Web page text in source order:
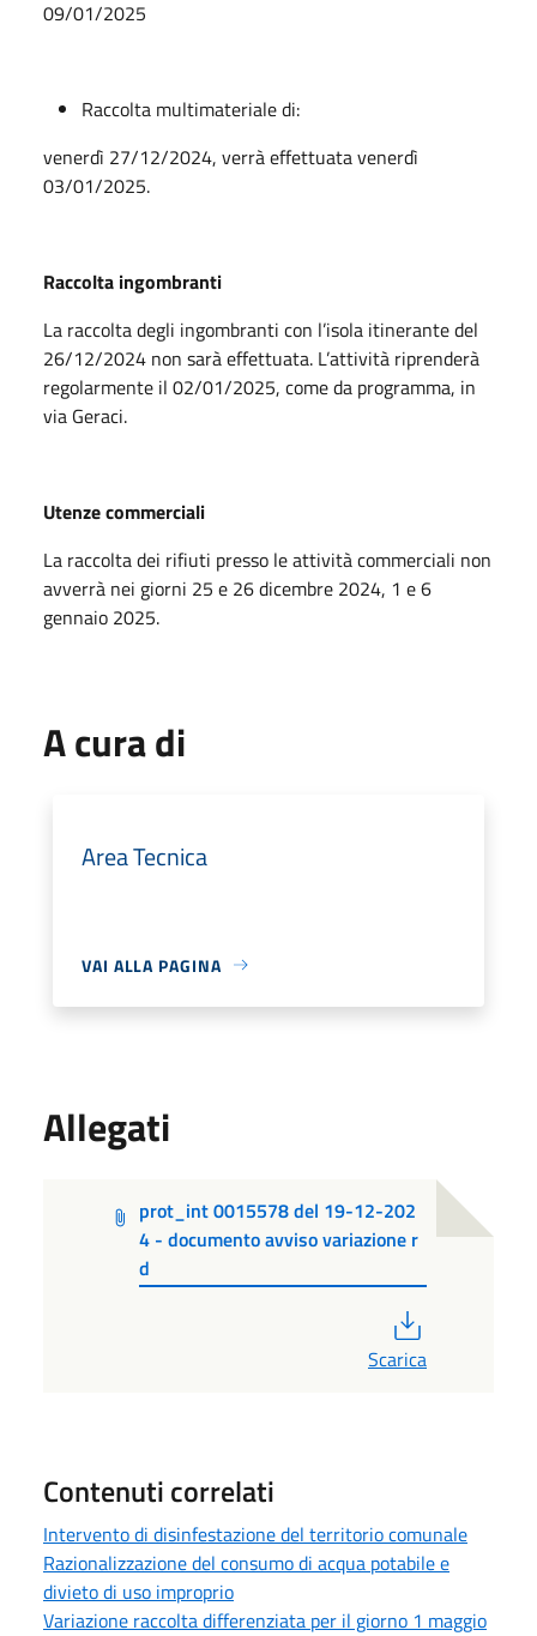
09/01/2025
Raccolta multimateriale di:
venerdì 27/12/2024, verrà effettuata venerdì
03/01/2025.
Raccolta ingombranti
La raccolta degli ingombranti con l’isola itinerante del
26/12/2024 non sarà effettuata. L’attività riprenderà
regolarmente il 02/01/2025, come da programma, in
via Geraci.
Utenze commerciali
La raccolta dei rifiuti presso le attività commerciali non
avverrà nei giorni 25 e 26 dicembre 2024, 1 e 6
gennaio 2025.
A cura di
Area Tecnica
VAI ALLA PAGINA
Allegati
prot_int 0015578 del 19-12-202
4 - documento avviso variazione r
d
Scarica
Contenuti correlati
Intervento di disinfestazione del territorio comunale
Razionalizzazione del consumo di acqua potabile e
divieto di uso improprio
Variazione raccolta differenziata per il giorno 1 maggio